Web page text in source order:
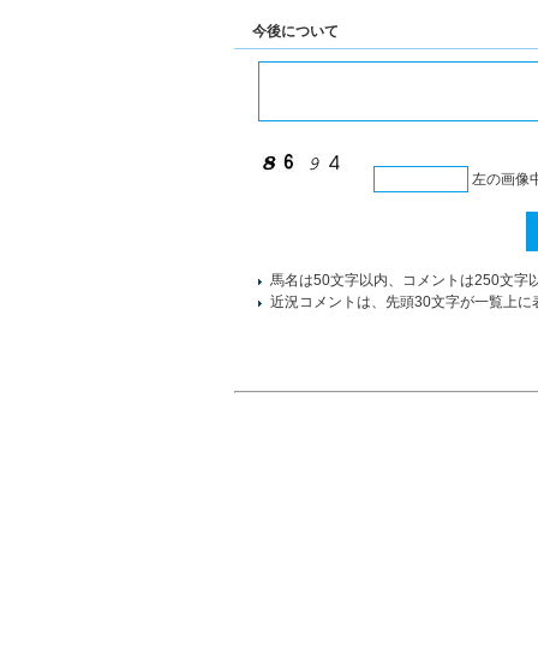
今後について
左の画像
馬名は50文字以内、コメントは250文字
近況コメントは、先頭30文字が一覧上に